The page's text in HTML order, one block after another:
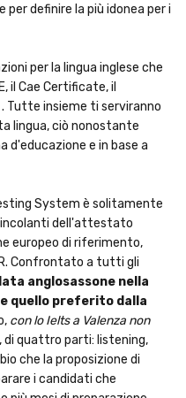
definire la più idonea per i
per la lingua inglese che
il Cae Certificate, il
. Tutte insieme ti serviranno
lingua, ciò nonostante
d'educazione e in base a
System è solitamente
dell'attestato
europeo di riferimento,
Confrontato a tutti gli
anglosassone nella
quello preferito dalla
con lo Ielts a Valenza non
, di quattro parti: listening,
che la proposizione di
i candidati che